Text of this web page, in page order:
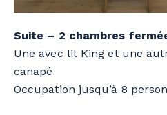
Suite – 2 chambres
Une avec lit King et une
canapé
Occupation jusqu’à 8